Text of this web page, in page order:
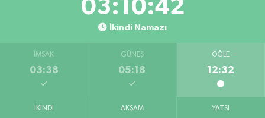
03:10:42
İkindi Namazı
İMSAK
03:38
GÜNEŞ
05:18
ÖĞLE
12:32
İKINDI AKŞAM YATSI